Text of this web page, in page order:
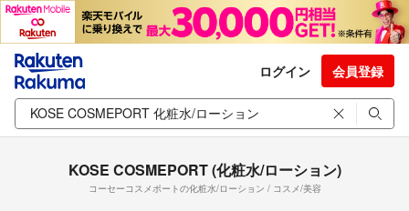
ログイン 会員登録
KOSE COSMEPORT (化粧水/ローション)
コーセーコスメポートの化粧水/ローション / コスメ/美容